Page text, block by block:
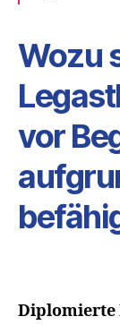
Wozu
vor
Diplomierte